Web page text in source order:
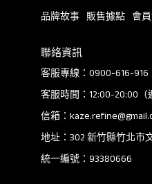
品牌故事 販售據點 會
聯絡資訊
客服專線：0900-616-916
客服時間：12:00-20:00（
信箱：
地址：302 新竹縣竹北市
統一編號：93380666